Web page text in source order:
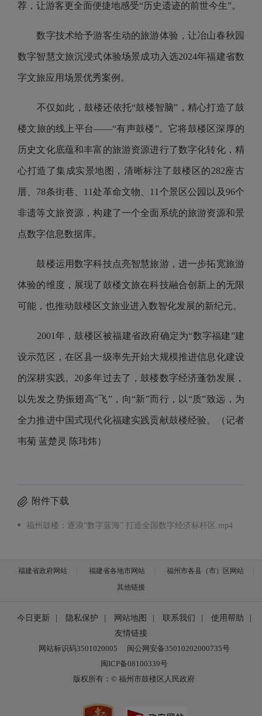
荐，让游客更全面便捷地感受“历史遗迹的前世今生”。
数字技术给予游客生动的旅游体验，让冶山春秋园
数字智慧文旅沉浸式体验场景成功入选2024年福建省数
字文旅应用场景优秀案例。
不仅如此，鼓楼还依托“鼓楼智脑”，精心打造了鼓
楼文旅的线上平台——“有声鼓楼”。它将鼓楼区深厚的
历史文化底蕴和丰富的旅游资源进行了数字化转化，精
心打造了集成实景地图，清晰标注了鼓楼区的282座古
厝、78条街巷、11处革命文物、11个景区公园以及96个
非遗等文旅资源，构建了一个全面系统的旅游资源和景
点数字信息数据库。
鼓楼运用数字科技点亮智慧旅游，进一步拓宽旅游
体验的维度，展现了鼓楼文旅在科技融合创新上的无限
可能，也推动鼓楼区文旅业进入数智化发展的新纪元。
2001年，鼓楼区被福建省政府确定为“数字福建”建
设示范区，在区县一级率先开始大规模推进信息化建设
的深耕实践。20多年过去了，鼓楼数字经济蓬勃发展，
以先发之势振翅高“飞”，向“新”而行，以“质”致远，为
全力推进中国式现代化福建实践贡献鼓楼经验。（记者
韦菊 蓝楚灵 陈玮炜）
附件下载
福州鼓楼：逐浪“数字蓝海” 打造全国数字经济标杆区.mp4
福建省政府网站 福建省各地市网站
福州市各县（市）区网站
其他链接
今日更新 隐私保护 网站地图 联系我们 使用帮助
友情链接
网站标识码3501020005
闽公网安备35010202000735号
闽ICP备08100339号
版权所有：© 福州市鼓楼区人民政府